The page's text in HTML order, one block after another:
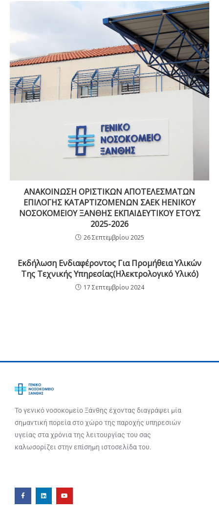
ΑΝΑΚΟΙΝΩΣΗ ΟΡΙΣΤΙΚΩΝ ΑΠΟΤΕΛΕΣΜΑΤΩΝ
ΕΠΙΛΟΓΗΣ ΚΑΤΑΡΤΙΖΟΜΕΝΩΝ ΣΑΕΚ ΗΕΝΙΚΟΥ
ΝΟΣΟΚΟΜΕΙΟΥ ΞΑΝΘΗΣ ΕΚΠΑΙΔΕΥΤΙΚΟΥ ΕΤΟΥΣ
2025-2026
26 Σεπτεμβρίου 2025
Εκδήλωση Ενδιαφέροντος Για Προμήθεια Υλικών
Της Τεχνικής Υπηρεσίας(Ηλεκτρολογικό Υλικό)
17 Σεπτεμβρίου 2024
Το γενικό νοσοκομείο Ξάνθης έχοντας διαγράψει μία
σημαντική πορεία στο χώρο της παροχής υπηρεσιών
υγείας στα χρόνια της λειτουργίας του σας
καλωσορίζει στην επίσημη ιστοσελίδα του.